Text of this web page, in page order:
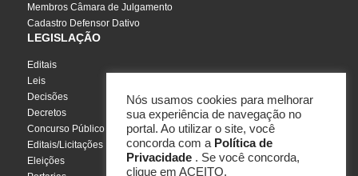
Membros Câmara de Julgamento
Cadastro Defensor Dativo
LEGISLAÇÃO
Editais
Leis
Decisões
Decretos
Concurso Público
Editais/Licitações
Eleições
Nós usamos cookies para melhorar
sua experiência de navegação no
portal. Ao utilizar o site, você
concorda com a Política de
Privacidade . Se você concorda,
clique em ACEITO.